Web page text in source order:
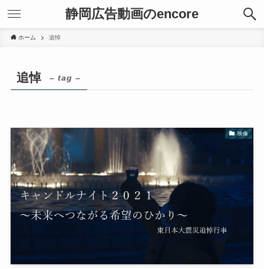
静岡広告動画のencore
ホーム 追悼
追悼 – tag –
映像